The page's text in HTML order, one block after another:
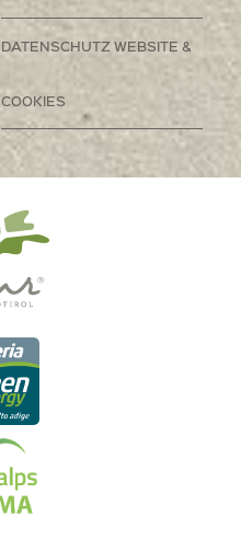
DATENSCHUTZ WEBSITE &
COOKIES